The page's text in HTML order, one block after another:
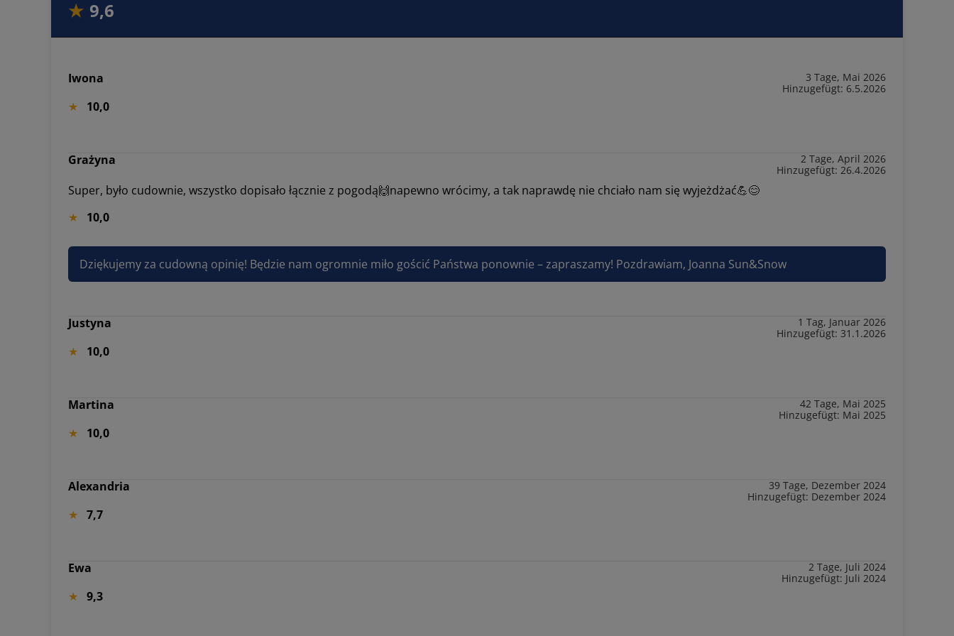
9,6
Iwona
3 Tage, Mai 2026
Hinzugefügt: 6.5.2026
10,0
Grażyna
2 Tage, April 2026
Hinzugefügt: 26.4.2026
Super, było cudownie, wszystko dopisało łącznie z pogodą🙌napewno wrócimy, a tak naprawdę nie chciało nam się wyjeżdżać💪😊
10,0
Dziękujemy za cudowną opinię! Będzie nam ogromnie miło gościć Państwa ponownie – zapraszamy! Pozdrawiam, Joanna Sun&Snow
Justyna
1 Tag, Januar 2026
Hinzugefügt: 31.1.2026
10,0
Martina
42 Tage, Mai 2025
Hinzugefügt: Mai 2025
10,0
Alexandria
39 Tage, Dezember 2024
Hinzugefügt: Dezember 2024
7,7
Ewa
2 Tage, Juli 2024
Hinzugefügt: Juli 2024
9,3